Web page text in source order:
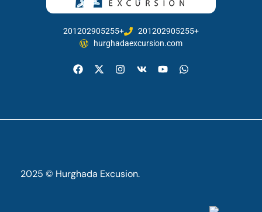
201202905255+
201202905255+
hurghadaexcursion.com
2025 © Hurghada Excusion.